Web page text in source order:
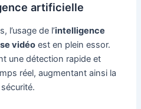
artificielle
l’usage de l’intelligence
vidéo est en plein essor.
une détection rapide et
réel, augmentant ainsi la